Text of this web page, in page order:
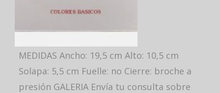
MEDIDAS Ancho: 19,5 cm Alto: 10,5 cm
Solapa: 5,5 cm Fuelle: no Cierre: broche a
presión GALERIA Envía tu consulta sobre